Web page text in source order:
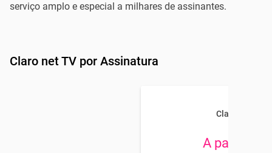
serviço amplo e especial a milhares de assinantes.
Claro net TV por Assinatura
Claro TV
A partir de